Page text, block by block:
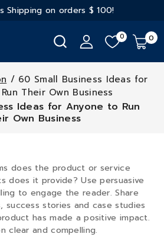
Shipping on orders $ 100!
0 0
/ 60 Small Business Ideas for
Their Own Business
Ideas for Anyone to Run
Own Business
does the product or service
does it provide? Use persuasive
to engage the reader. Share
success stories and case studies
has made a positive impact.
clear and compelling.